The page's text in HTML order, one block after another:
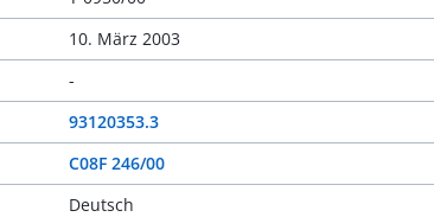
10. März 2003
-
93120353.3
C08F 246/00
Deutsch